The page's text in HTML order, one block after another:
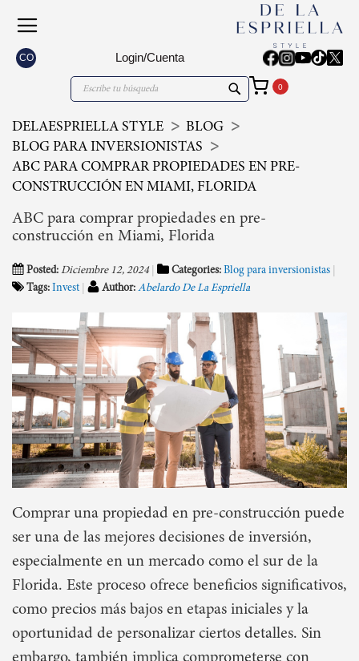
CO Login/Cuenta
Search
DELAESPRIELLA STYLE
BLOG
BLOG PARA INVERSIONISTAS
ABC PARA COMPRAR PROPIEDADES EN PRE-
CONSTRUCCIÓN EN MIAMI, FLORIDA
ABC para comprar propiedades en pre-
construcción en Miami, Florida
Posted: Diciembre 12, 2024 Categories: Blog para inversionistas
Tags: Invest Author: Abelardo De La Espriella
Comprar una propiedad en pre-construcción puede
ser una de las mejores decisiones de inversión,
especialmente en un mercado como el sur de la
Florida. Este proceso ofrece beneficios significativos,
como precios más bajos en etapas iniciales y la
oportunidad de personalizar ciertos detalles. Sin